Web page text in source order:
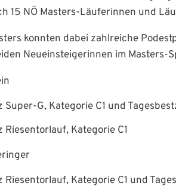
15 NÖ Masters-Läuferinnen und
konnten dabei zahlreiche
Neueinsteigerinnen im Masters-
Super-G, Kategorie C1 und
Riesentorlauf, Kategorie C1
Riesentorlauf, Kategorie C1 und